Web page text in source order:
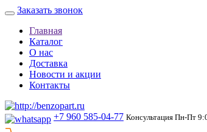
Заказать звонок
Главная
Каталог
О нас
Доставка
Новости и акции
Контакты
+7 960 585-04-77 Консультация Пн-Пт